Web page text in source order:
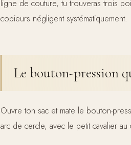
ligne de couture, tu trouveras trois
copieurs négligent systématiquement.
Le bouton-pression
Ouvre ton sac et mate le bouton-
arc de cercle, avec le petit cavalier